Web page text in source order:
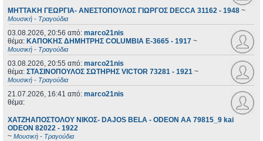
ΜΗΤΤΑΚΗ ΓΕΩΡΓΙΑ- ΑΝΕΣΤΟΠΟΥΛΟΣ ΓΙΩΡΓΟΣ DECCA 31162 - 1948 ~
Μουσική - Τραγούδια
03.08.2026, 20:56 από: marco21nis
θέμα: ΚΑΠΟΚΗΣ ΔΗΜΗΤΡΗΣ COLUMBIA E-3665 - 1917 ~
Μουσική - Τραγούδια
03.08.2026, 20:55 από: marco21nis
θέμα: ΣΤΑΣΙΝΟΠΟΥΛΟΣ ΣΩΤΗΡΗΣ VICTOR 73281 - 1921 ~
Μουσική - Τραγούδια
21.07.2026, 16:41 από: marco21nis
θέμα:
ΧΑΤΖΗΑΠΟΣΤΟΛΟΥ ΝΙΚΟΣ- DAJOS BELA - ODEON AA 79815_9 kai
ODEON 82022 - 1922
~ Μουσική - Τραγούδια